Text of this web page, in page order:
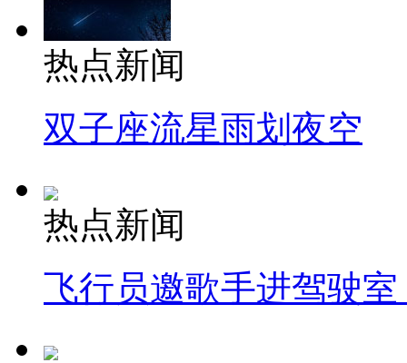
热点新闻
双子座流星雨划夜空
热点新闻
飞行员邀歌手进驾驶